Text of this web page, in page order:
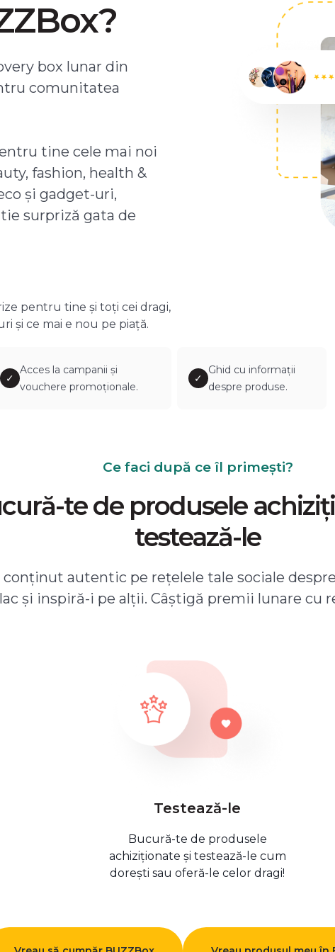
box lunar din
comunitatea
tine cele mai noi
fashion, health &
și gadget-uri,
surpriză gata de
pentru tine și toți cei dragi,
și ce mai e nou pe piață.
✓
Acces la campanii și
vouchere promoționale.
✓
Ghid cu informații
despre produse.
Ce faci după ce îl primești?
te de produsele
testează-le
conținut autentic pe rețelele tale sociale
și inspiră-i pe alții. Câștigă premii lunare cu
Testează-le
Bucură-te de produsele
achiziționate și testează-le cum
dorești sau oferă-le celor dragi!